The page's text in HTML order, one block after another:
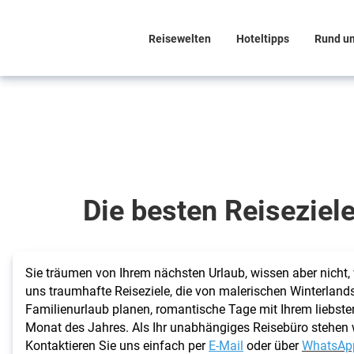
Reisewelten Hoteltipps Rund
Sie Ihren
perfekten
Urlaub!
Die besten
Sie träumen von Ihrem nächsten Urlaub, wissen aber
uns traumhafte Reiseziele, die von malerischen
Familienurlaub planen, romantische Tage mit Ihrem
Monat des Jahres. Als Ihr unabhängiges Reisebüro
Kontaktieren Sie uns einfach perE-Mail oder über